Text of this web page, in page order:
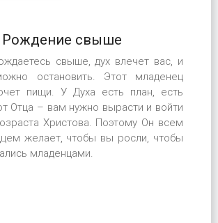
Рождение свыше
свыше, дух влечет вас, и
остановить. Этот младенец
пищи. У Духа есть план, есть
Отца – вам нужно вырасти и войти
Христова. Поэтому Он всем
желает, чтобы вы росли, чтобы
младенцами.